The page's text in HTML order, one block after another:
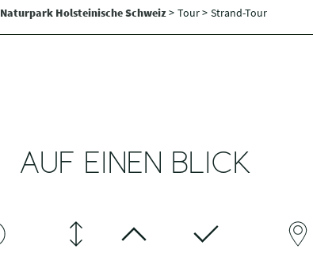
Naturpark Holsteinische Schweiz> Tour > Strand-Tour
AUF EINEN BLICK